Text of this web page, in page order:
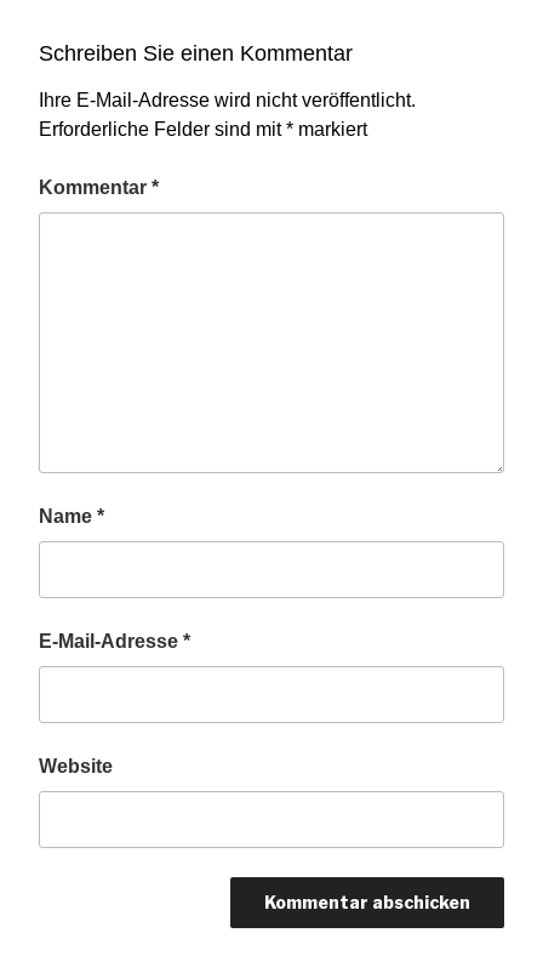
Schreiben Sie einen Kommentar
Ihre E-Mail-Adresse wird nicht veröffentlicht.
Erforderliche Felder sind mit* markiert
Kommentar *
Name *
E-Mail-Adresse *
Website